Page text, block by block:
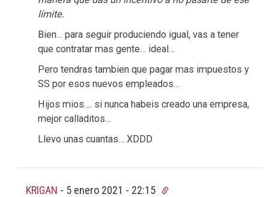
límite.
Bien… para seguir produciendo igual, vas a tener
que contratar mas gente… ideal…
Pero tendras tambien que pagar mas impuestos y
SS por esos nuevos empleados…
Hijos mios…. si nunca habeis creado una empresa,
mejor calladitos…
Llevo unas cuantas… XDDD
KRIGAN - 5 enero 2021 - 22:15